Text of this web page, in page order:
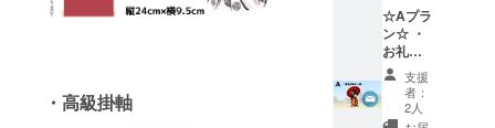
・高級掛軸
☆Aプラ
ン☆ ・
お礼の
メッ
セージ
※お礼の
メッ
支援
者：
2人